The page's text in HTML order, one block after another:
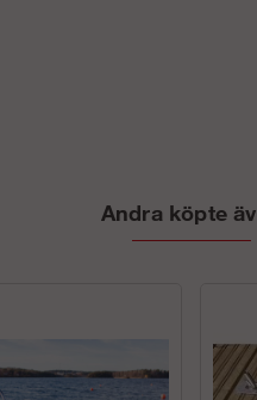
Andra köpte